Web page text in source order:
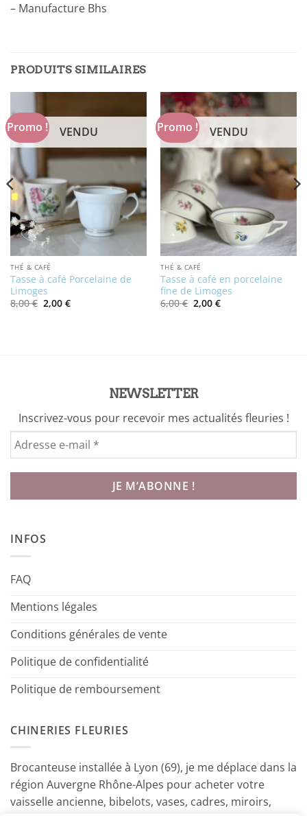
– Manufacture Bhs
PRODUITS SIMILAIRES
Promo ! VENDU
THÉ & CAFÉ
Tasse à café Porcelaine de
Limoges
8,00€ Le
prix
2,00 €Le
Promo ! VENDU
THÉ & CAFÉ
Tasse à café en porcelaine
fine de Limoges
6,00€ Le
prix
2,00 €Le
NEWSLETTER
Inscrivez-vous pour recevoir mes actualités fleuries !
INFOS
FAQ
Mentions légales
Conditions générales de vente
Politique de confidentialité
Politique de remboursement
CHINERIES FLEURIES
Brocanteuse installée à Lyon (69), je me déplace dans la
région Auvergne Rhône-Alpes pour acheter votre
vaisselle ancienne, bibelots, vases, cadres, miroirs,